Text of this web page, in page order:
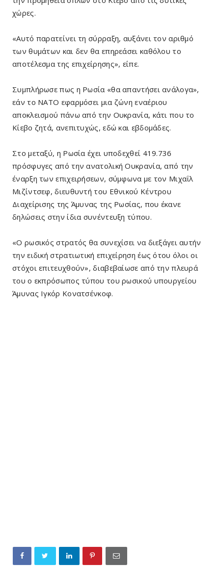
χώρες.
«Αυτό παρατείνει τη σύρραξη, αυξάνει τον αριθμό
των θυμάτων και δεν θα επηρεάσει καθόλου το
αποτέλεσμα της επιχείρησης», είπε.
Συμπλήρωσε πως η Ρωσία «θα απαντήσει ανάλογα»,
εάν το ΝΑΤΟ εφαρμόσει μια ζώνη εναέριου
αποκλεισμού πάνω από την Ουκρανία, κάτι που το
Κίεβο ζητά, ανεπιτυχώς, εδώ και εβδομάδες.
Στο μεταξύ, η Ρωσία έχει υποδεχθεί 419.736
πρόσφυγες από την ανατολική Ουκρανία, από την
έναρξη των επιχειρήσεων, σύμφωνα με τον Μιχαΐλ
Μιζίντσεφ, διευθυντή του Εθνικού Κέντρου
Διαχείρισης της Άμυνας της Ρωσίας, που έκανε
δηλώσεις στην ίδια συνέντευξη τύπου.
«Ο ρωσικός στρατός θα συνεχίσει να διεξάγει αυτήν
την ειδική στρατιωτική επιχείρηση έως ότου όλοι οι
στόχοι επιτευχθούν», διαβεβαίωσε από την πλευρά
του ο εκπρόσωπος τύπου του ρωσικού υπουργείου
Άμυνας Ιγκόρ Κονατσένκοφ.